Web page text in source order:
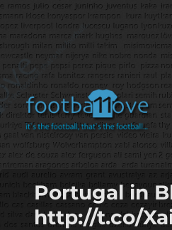
footbaLLove
Portugal in
http://t.co/